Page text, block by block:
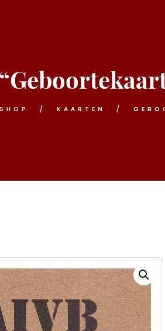
SHOP KAARTEN